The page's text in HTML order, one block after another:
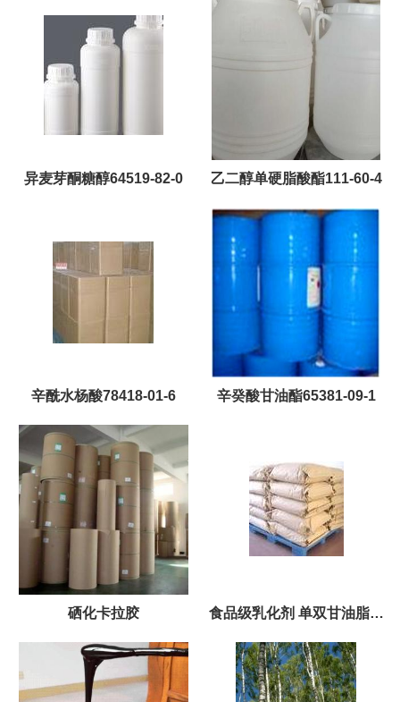
异麦芽酮糖醇64519-82-0 乙二醇单硬脂酸酯111-60-4
辛酰水杨酸78418-01-6 辛癸酸甘油酯65381-09-1
硒化卡拉胶 食品级乳化剂 单双甘油脂肪
酸酯